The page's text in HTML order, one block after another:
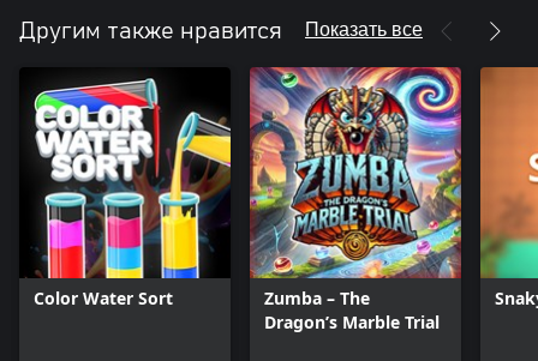
Другим также нравится Показать все
Color Water Sort
Zumba – The
Dragon’s Marble Trial